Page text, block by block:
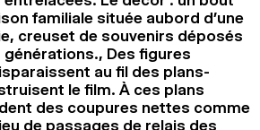
familiale située aubord d’une
creuset de souvenirs déposés
Des figures
au fil des plans-
le film. À ces plans
des coupures nettes comme
de passages de relais des